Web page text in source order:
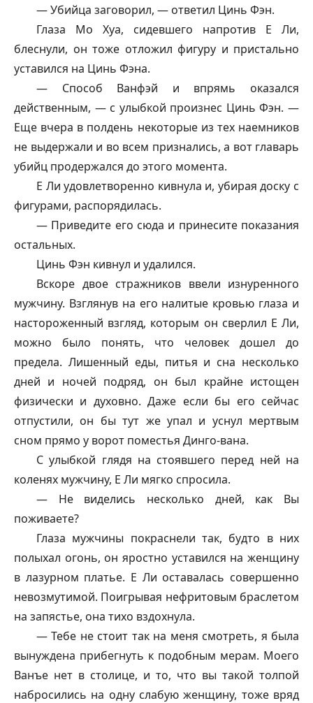
— Убийца заговорил, — ответил Цинь Фэн.
Глаза Мо Хуа, сидевшего напротив Е Ли,
блеснули, он тоже отложил фигуру и пристально
уставился на Цинь Фэна.
— Способ Ванфэй и впрямь оказался
действенным, — с улыбкой произнес Цинь Фэн. —
Еще вчера в полдень некоторые из тех наемников
не выдержали и во всем признались, а вот главарь
убийц продержался до этого момента.
Е Ли удовлетворенно кивнула и, убирая доску с
фигурами, распорядилась.
— Приведите его сюда и принесите показания
остальных.
Цинь Фэн кивнул и удалился.
Вскоре двое стражников ввели изнуренного
мужчину. Взглянув на его налитые кровью глаза и
настороженный взгляд, которым он сверлил Е Ли,
можно было понять, что человек дошел до
предела. Лишенный еды, питья и сна несколько
дней и ночей подряд, он был крайне истощен
физически и духовно. Даже если бы его сейчас
отпустили, он бы тут же упал и уснул мертвым
сном прямо у ворот поместья Динго-вана.
С улыбкой глядя на стоявшего перед ней на
коленях мужчину, Е Ли мягко спросила.
— Не виделись несколько дней, как Вы
поживаете?
Глаза мужчины покраснели так, будто в них
полыхал огонь, он яростно уставился на женщину
в лазурном платье. Е Ли оставалась совершенно
невозмутимой. Поигрывая нефритовым браслетом
на запястье, она тихо вздохнула.
— Тебе не стоит так на меня смотреть, я была
вынуждена прибегнуть к подобным мерам. Моего
Ванъе нет в столице, и то, что вы такой толпой
набросились на одну слабую женщину, тоже вряд